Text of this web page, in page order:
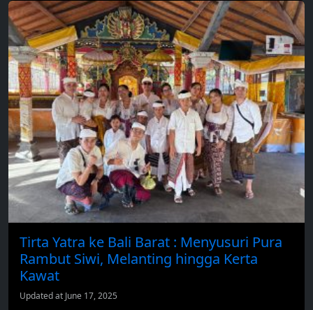
Tirta Yatra ke Bali Barat : Menyusuri Pura
Rambut Siwi, Melanting hingga Kerta
Kawat
Updated at June 17, 2025